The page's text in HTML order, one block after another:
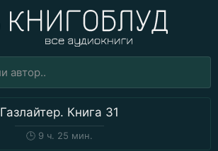
Газлайтер. Книга 31
🕒 9 ч. 25 мин.